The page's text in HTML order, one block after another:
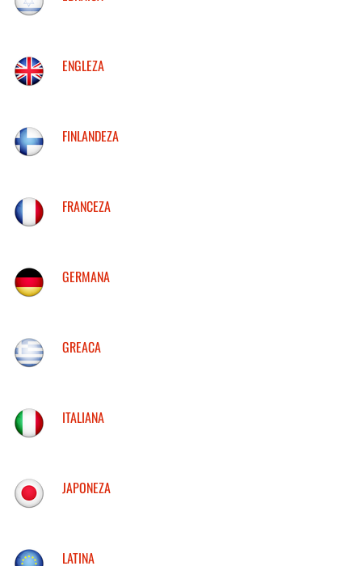
ENGLEZA
FINLANDEZA
FRANCEZA
GERMANA
GREACA
ITALIANA
JAPONEZA
LATINA